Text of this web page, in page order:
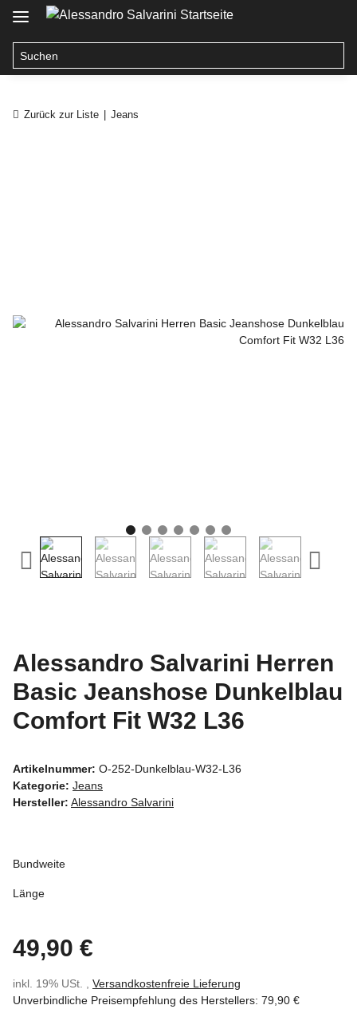
Zurück zur Liste Jeans
Alessandro Salvarini Herren
Basic Jeanshose Dunkelblau
Comfort Fit W32 L36
Artikelnummer: O-252-Dunkelblau-W32-L36
Kategorie: Jeans
Hersteller: Alessandro Salvarini
Bundweite
Länge
49,90 €
inkl. 19% USt. , Versandkostenfreie Lieferung
Unverbindliche Preisempfehlung des Herstellers: 79,90 €